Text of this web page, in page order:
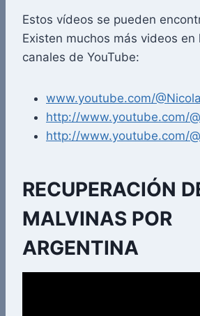
Estos vídeos se pueden
Existen muchos más videos en
canales de YouTube:
www.youtube.com/
http://www.youtube.com/
http://www.youtube.com/
RECUPERACIÓN
MALVINAS POR
ARGENTINA